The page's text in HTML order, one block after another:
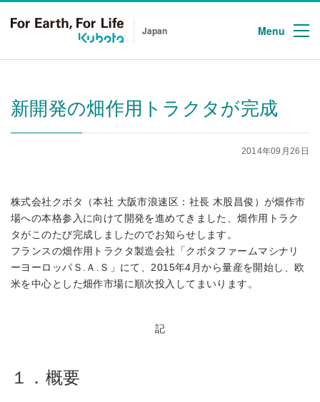
Japan Menu
新開発の畑作用トラクタが完成
2014年09月26日
株式会社クボタ（本社 大阪市浪速区：社長 木股昌俊）が畑作市
場への本格参入に向けて開発を進めてきました、畑作用トラク
タがこのたび完成しましたのでお知らせします。
フランスの畑作用トラクタ製造会社「クボタファームマシナリ
ーヨーロッパＳ.Ａ.Ｓ」にて、2015年4月から量産を開始し、欧
米を中心とした畑作市場に順次投入してまいります。
記
１．概要